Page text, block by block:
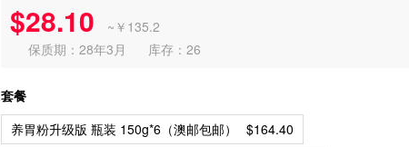
$28.10
~￥135.2
保质期：28年3月
库存：26
套餐
养胃粉升级版 瓶装 150g*6（澳邮包邮）
$164.40